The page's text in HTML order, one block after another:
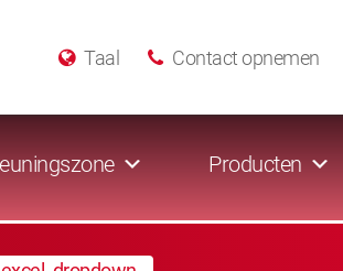
Contact opnemen
Taal
Producten